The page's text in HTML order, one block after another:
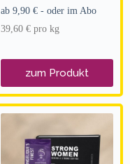
ab 9,90 € - oder im Abo
39,60 € pro kg
zum Produkt